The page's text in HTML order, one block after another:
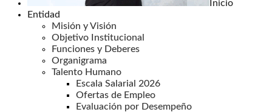
Inicio
Entidad
Misión y Visión
Objetivo Institucional
Funciones y Deberes
Organigrama
Talento Humano
Escala Salarial 2026
Ofertas de Empleo
Evaluación por Desempeño